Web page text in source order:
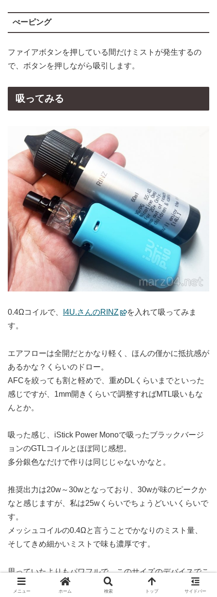
べーピング
ファイアボタンを押している間だけミストが発生するの
で、ボタンを押しながら吸引します。
吸ってみる
0.4Ωコイルで、 I4U.さんのRINZ
を入れて吸ってみま
す。
エアフローは全開だとかなり軽く、ほんの僅かに抵抗感が
あるかな？くらいのドロー。
AFCを絞っても割と軽めで、重めDLくらいまでといった
感じですが、1mm開きくらいで調整すればMTL吸いもな
んとか。
吸った感じ、iStick Power Monoで吸ったブラックバージ
ョンのGTLコイルとほぼ同じ感想。
多分銀色なだけで作りは同じじゃないかなと。
推奨出力は20w～30wとなっており、30wが味のピークか
なと感じますが、私は25wくらいでちょうどいいくらいで
す。
メッシュコイルの0.4Ωと言うことでかなりのミスト量、
そしてきめ細かいミストで味も濃厚です。
思っていたよりもパワフルで、このサイズのデバイスでこ
れだけの出力が味わえるのは大きいかなと思います。
メニュー ホーム 検索 トップ サイドバー